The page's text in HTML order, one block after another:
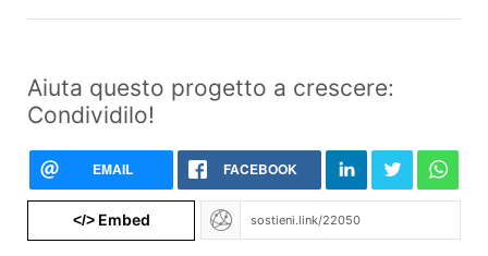
Aiuta questo progetto a crescere:
Condividilo!
EMAIL FACEBOOK
</>Embed